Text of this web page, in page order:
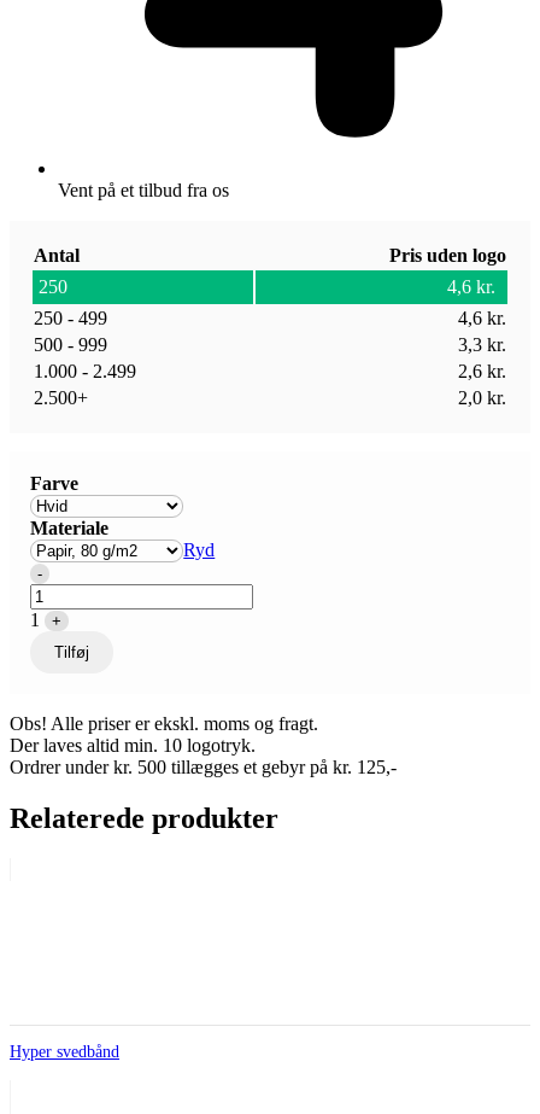
Vent på et tilbud fra os
Antal
Pris uden logo
250
4,6 kr.
250 - 499
4,6 kr.
500 - 999
3,3 kr.
1.000 - 2.499
2,6 kr.
2.500+
2,0 kr.
Farve
Materiale
Ryd
Quantity
-
1
+
Tilføj
Obs! Alle priser er ekskl. moms og fragt.
Der laves altid min. 10 logotryk.
Ordrer under kr. 500 tillægges et gebyr på kr. 125,-
Relaterede produkter
Hyper svedbånd